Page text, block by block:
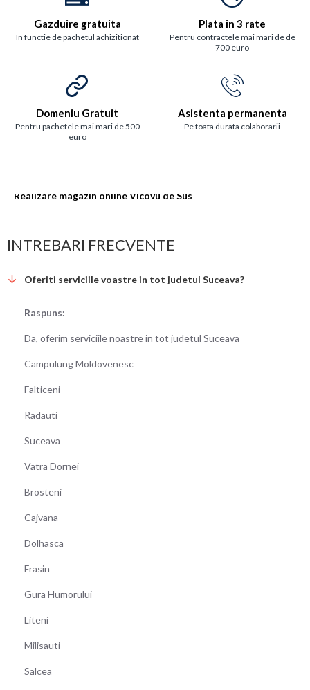
Gazduire gratuita
In functie de pachetul achizitionat
Plata in 3 rate
Pentru contractele mai mari de de
700 euro
Domeniu Gratuit
Pentru pachetele mai mari de 500
euro
Asistenta permanenta
Pe toata durata colaborarii
Realizare magazin online Vicovu de Sus
INTREBARI FRECVENTE
Oferiti serviciile voastre in tot judetul Suceava?
Raspuns:
Da, oferim serviciile noastre in tot judetul Suceava
Campulung Moldovenesc
Falticeni
Radauti
Suceava
Vatra Dornei
Brosteni
Cajvana
Dolhasca
Frasin
Gura Humorului
Liteni
Milisauti
Salcea